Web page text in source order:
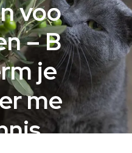
voo
– B
je
me